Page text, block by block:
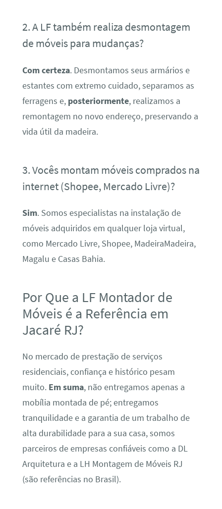
2. A LF também realiza desmontagem
de móveis para mudanças?
Com certeza. Desmontamos seus armários e
estantes com extremo cuidado, separamos as
ferragens e, posteriormente, realizamos a
remontagem no novo endereço, preservando a
vida útil da madeira.
3. Vocês montam móveis comprados na
internet (Shopee, Mercado Livre)?
Sim. Somos especialistas na instalação de
móveis adquiridos em qualquer loja virtual,
como Mercado Livre, Shopee, MadeiraMadeira,
Magalu e Casas Bahia.
Por Que a LF Montador de
Móveis é a Referência em
Jacaré RJ?
No mercado de prestação de serviços
residenciais, confiança e histórico pesam
muito. Em suma, não entregamos apenas a
mobília montada de pé; entregamos
tranquilidade e a garantia de um trabalho de
alta durabilidade para a sua casa, somos
parceiros de empresas confiáveis como a DL
Arquitetura e a LH Montagem de Móveis RJ
(são referências no Brasil).